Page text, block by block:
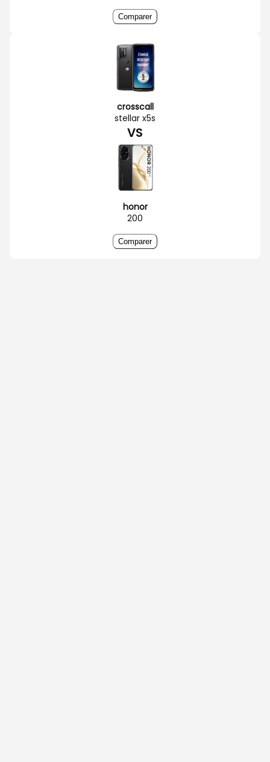
Comparer
crosscall
stellar x5s
VS
honor
200
Comparer